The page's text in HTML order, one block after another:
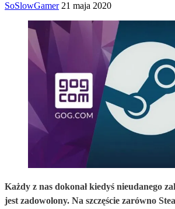
SoSlowGamer 21 maja 2020
Każdy z nas dokonał kiedyś nieudanego
jest zadowolony. Na szczęście zarówno